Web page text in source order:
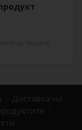
Доставка на